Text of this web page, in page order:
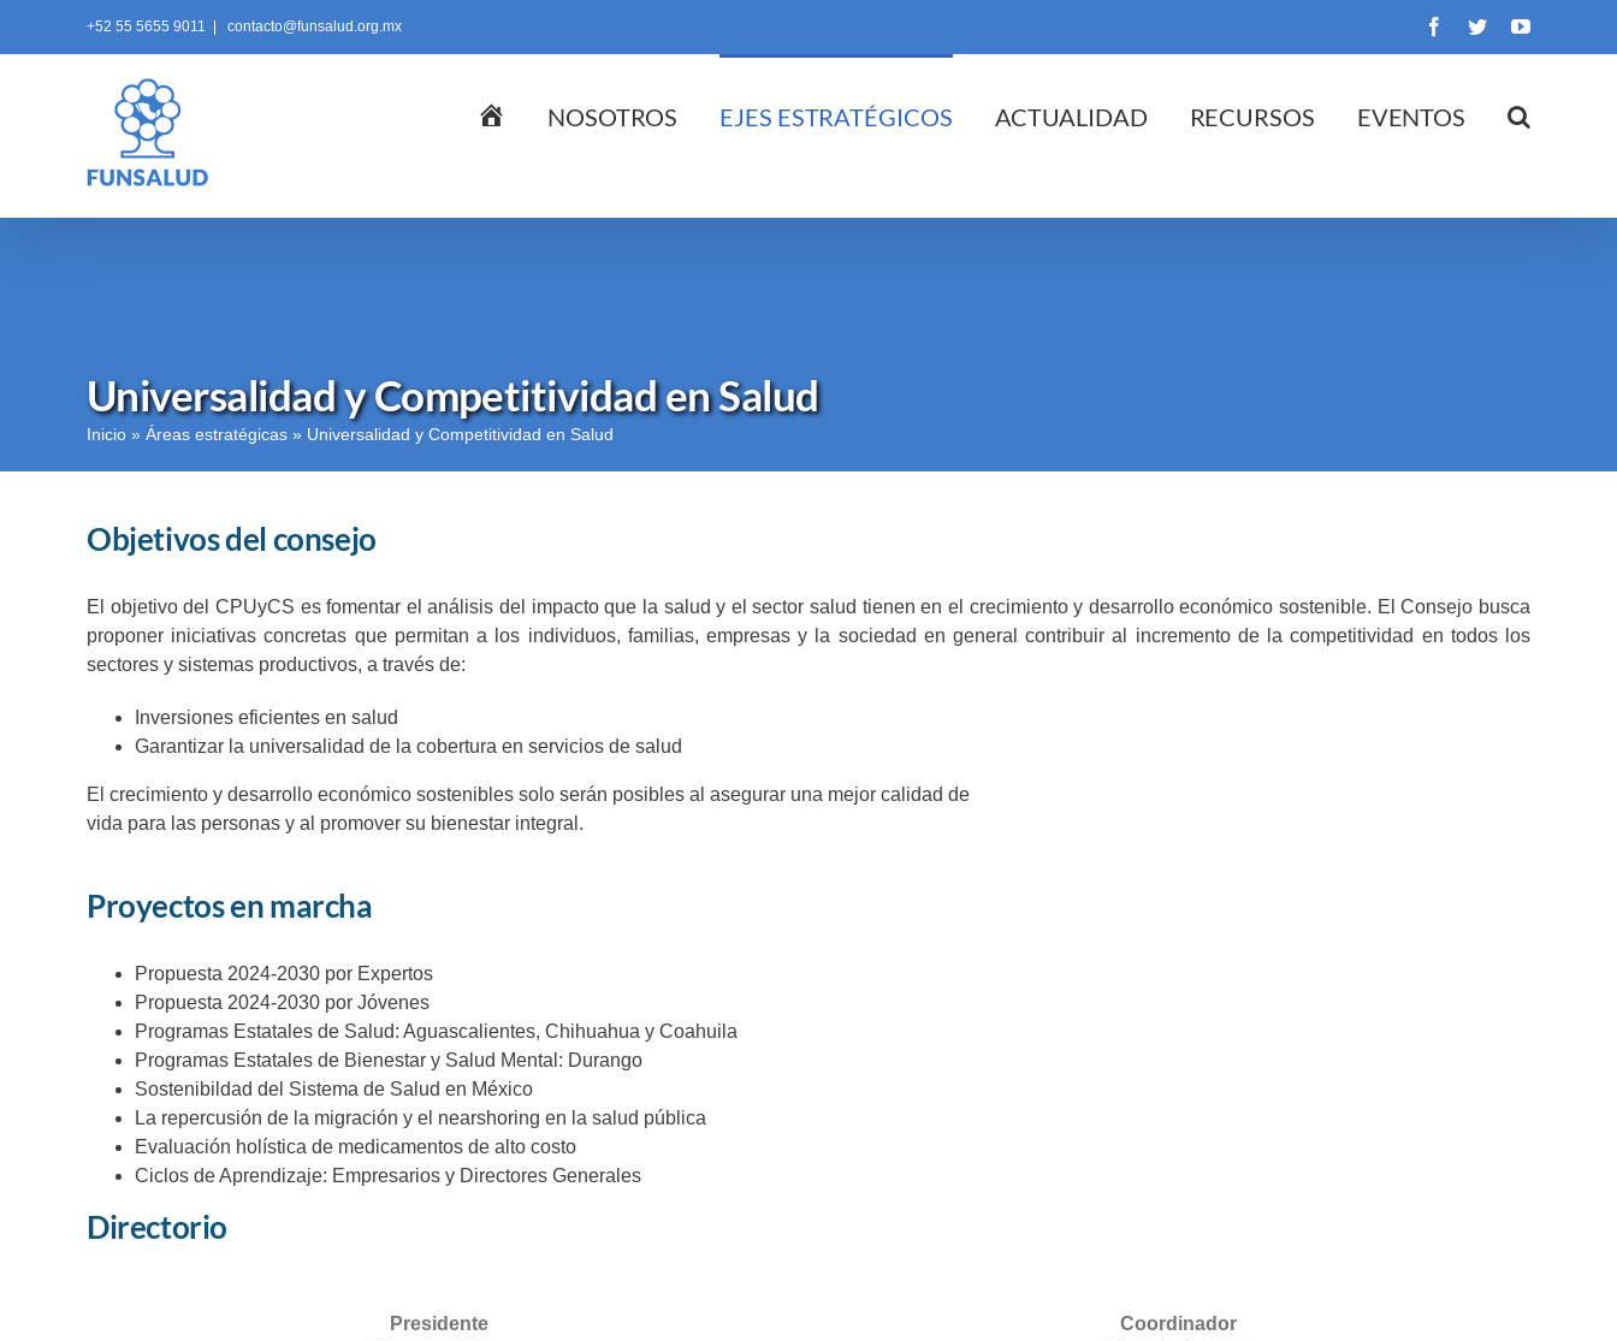
+52 55 5655 9011 contacto@funsalud.org.mx Facebook
TwitterYouTube
InicioNOSOTROS EJES ESTRATÉGICOS ACTUALIDAD RECURSOS EVENTOS
Universalidad y Competitividad en Salud
Inicio» Áreas estratégicas» Universalidad y Competitividad en Salud
Objetivos del consejo
El objetivo del CPUyCS es fomentar el análisis del impacto que la salud y el sector salud tienen en el crecimiento y desarrollo económico sostenible. El Consejo busca
proponer iniciativas concretas que permitan a los individuos, familias, empresas y la sociedad en general contribuir al incremento de la competitividad en todos los
sectores y sistemas productivos, a través de:
Inversiones eficientes en salud
Garantizar la universalidad de la cobertura en servicios de salud
El crecimiento y desarrollo económico sostenibles solo serán posibles al asegurar una mejor calidad de
vida para las personas y al promover su bienestar integral.
Proyectos en marcha
Propuesta 2024-2030 por Expertos
Propuesta 2024-2030 por Jóvenes
Programas Estatales de Salud: Aguascalientes, Chihuahua y Coahuila
Programas Estatales de Bienestar y Salud Mental: Durango
Sostenibildad del Sistema de Salud en México
La repercusión de la migración y el nearshoring en la salud pública
Evaluación holística de medicamentos de alto costo
Ciclos de Aprendizaje: Empresarios y Directores Generales
Directorio
Presidente
Coordinador